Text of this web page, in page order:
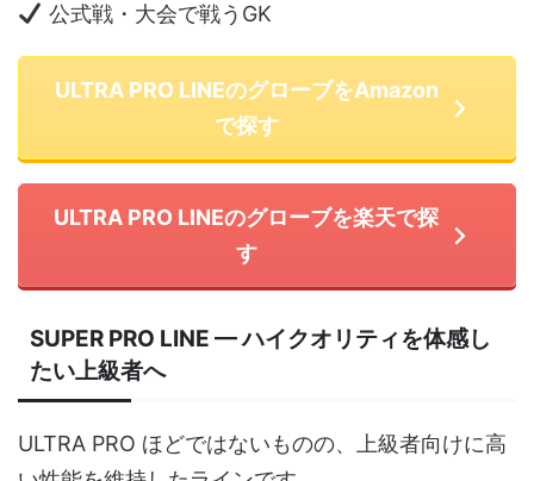
公式戦・大会で戦うGK
ULTRA PRO LINEのグローブをAmazon
で探す
ULTRA PRO LINEのグローブを楽天で探
す
SUPER PRO LINE —ハイクオリティを体感し
たい上級者へ
ULTRA PRO ほどではないものの、上級者向けに高